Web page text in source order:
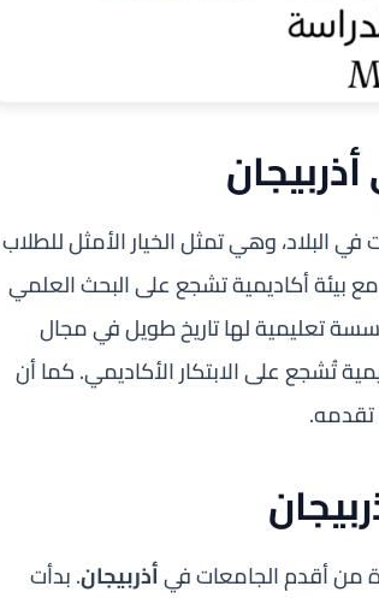
البلاد، وهي تمثل الخيار الأمثل للطلاب
بيئة أكاديمية تشجع على البحث العلمي
من 80 عاماً، مما جعلها مؤسسة تعليمية لها تاريخ طويل في مجال
تُشجع على الابتكار الأكاديمي. كما أن
تقدمه.
أذربيجان. بدأت